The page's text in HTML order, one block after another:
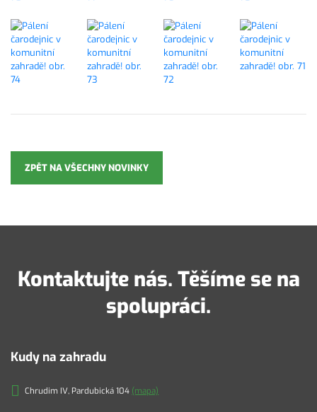
ZPĚT NA VŠECHNY NOVINKY
Kontaktujte nás. Těšíme se na
spolupráci.
Kudy na zahradu
Chrudim IV, Pardubická 104 (mapa)